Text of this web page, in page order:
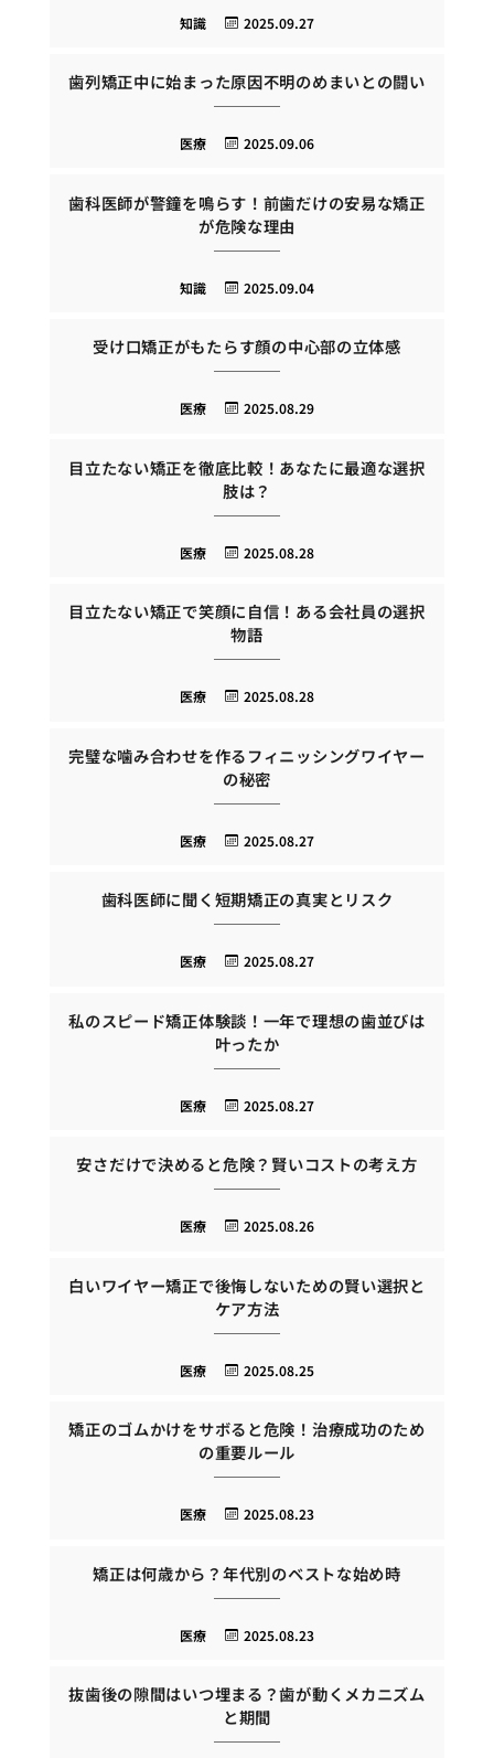
2025.09.27
知識
歯列矯正中に始まった原因不明のめまいとの闘い
2025.09.06
医療
歯科医師が警鐘を鳴らす！前歯だけの安易な矯正
が危険な理由
2025.09.04
知識
受け口矯正がもたらす顔の中心部の立体感
2025.08.29
医療
目立たない矯正を徹底比較！あなたに最適な選択
肢は？
2025.08.28
医療
目立たない矯正で笑顔に自信！ある会社員の選択
物語
2025.08.28
医療
完璧な噛み合わせを作るフィニッシングワイヤー
の秘密
2025.08.27
医療
歯科医師に聞く短期矯正の真実とリスク
2025.08.27
医療
私のスピード矯正体験談！一年で理想の歯並びは
叶ったか
2025.08.27
医療
安さだけで決めると危険？賢いコストの考え方
2025.08.26
医療
白いワイヤー矯正で後悔しないための賢い選択と
ケア方法
2025.08.25
医療
矯正のゴムかけをサボると危険！治療成功のため
の重要ルール
2025.08.23
医療
矯正は何歳から？年代別のベストな始め時
2025.08.23
医療
抜歯後の隙間はいつ埋まる？歯が動くメカニズム
と期間